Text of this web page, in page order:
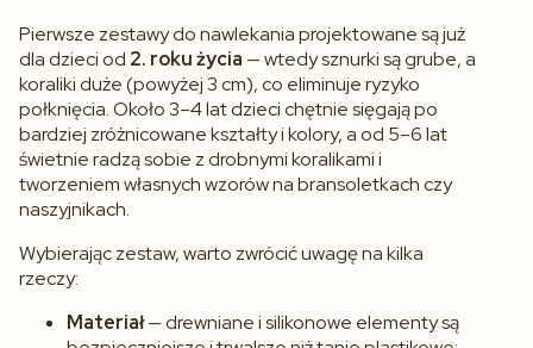
Pierwsze zestawy do nawlekania projektowane są już
dla dzieci od 2. roku życia — wtedy sznurki są grube, a
koraliki duże (powyżej 3 cm), co eliminuje ryzyko
połknięcia. Około 3–4 lat dzieci chętnie sięgają po
bardziej zróżnicowane kształty i kolory, a od 5–6 lat
świetnie radzą sobie z drobnymi koralikami i
tworzeniem własnych wzorów na bransoletkach czy
naszyjnikach.
Wybierając zestaw, warto zwrócić uwagę na kilka
rzeczy:
Materiał— drewniane i silikonowe elementy są